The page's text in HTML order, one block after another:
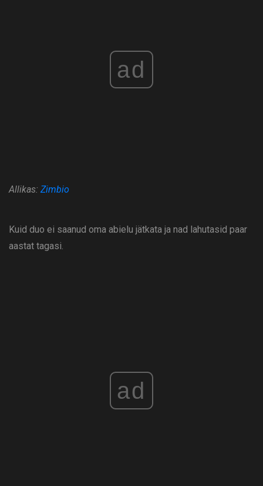
ad
Allikas: Zimbio
Kuid duo ei saanud oma abielu jätkata ja nad lahutasid paar
aastat tagasi.
ad